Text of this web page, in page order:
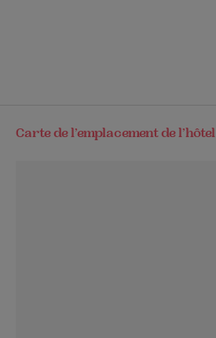
Carte de l’emplacement de l’hôtel